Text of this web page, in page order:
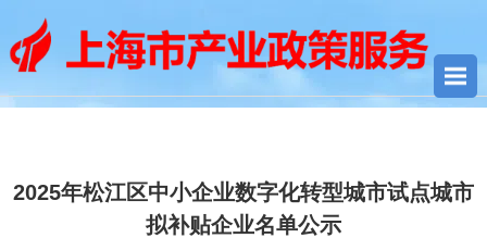
2025年松江区中小企业数字化转型城市试点城市
拟补贴企业名单公示